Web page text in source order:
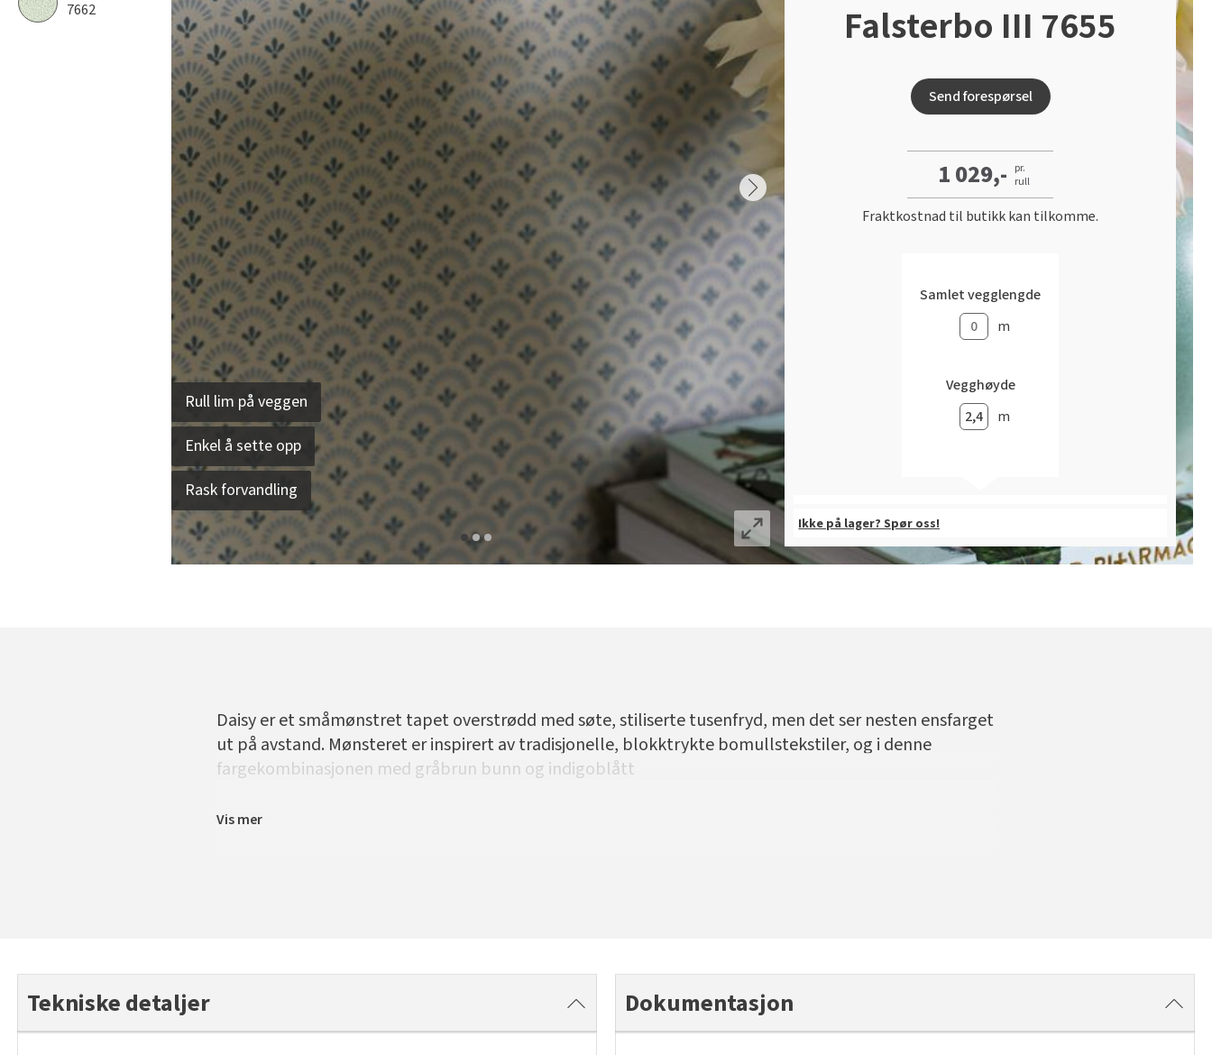
7662
Rull lim på veggen
Enkel å sette opp
Rask forvandling
Falsterbo III 7655
Send forespørsel
1 029,- pr.
rull
Fraktkostnad til butikk kan tilkomme.
Samlet vegglengde
m
Vegghøyde
m
Ikke på lager? Spør oss!
Daisy er et småmønstret tapet overstrødd med søte, stiliserte tusenfryd, men det ser nesten ensfarget
ut på avstand. Mønsteret er inspirert av tradisjonelle, blokktrykte bomullstekstiler, og i denne
fargekombinasjonen med gråbrun bunn og indigoblått
Vis mer
Tekniske detaljer Dokumentasjon